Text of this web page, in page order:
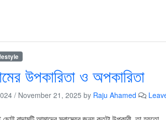
উপকারিতা ও অপকারিতা
/ November 21, 2025 by Raju Ahamed